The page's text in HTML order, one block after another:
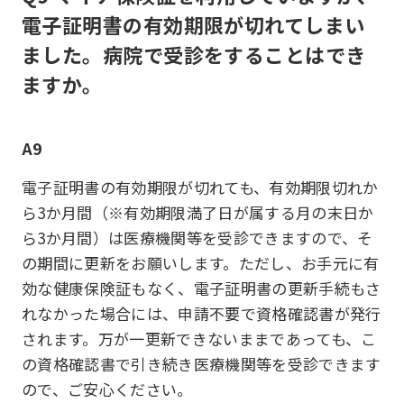
電子証明書の有効期限が切れてしまい
ました。病院で受診をすることはでき
ますか。
A9
電子証明書の有効期限が切れても、有効期限切れか
ら3か月間（※有効期限満了日が属する月の末日か
ら3か月間）は医療機関等を受診できますので、そ
の期間に更新をお願いします。ただし、お手元に有
効な健康保険証もなく、電子証明書の更新手続もさ
れなかった場合には、申請不要で資格確認書が発行
されます。万が一更新できないままであっても、こ
の資格確認書で引き続き医療機関等を受診できます
ので、ご安心ください。